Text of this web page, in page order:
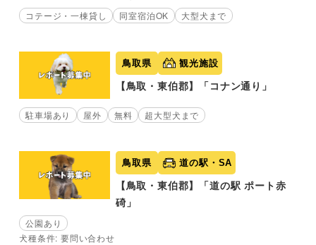
コテージ・一棟貸し 同室宿泊OK 大型犬まで
鳥取県 観光施設
【鳥取・東伯郡】「コナン通り」
駐車場あり 屋外 無料 超大型犬まで
鳥取県 道の駅・SA
【鳥取・東伯郡】「道の駅 ポート赤
碕」
公園あり
犬種条件: 要問い合わせ